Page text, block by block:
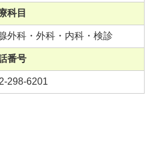
科目
外科・外科・内科・検診
番号
298-6201